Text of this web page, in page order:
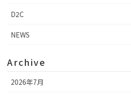
D2C
NEWS
Archive
2026年7月